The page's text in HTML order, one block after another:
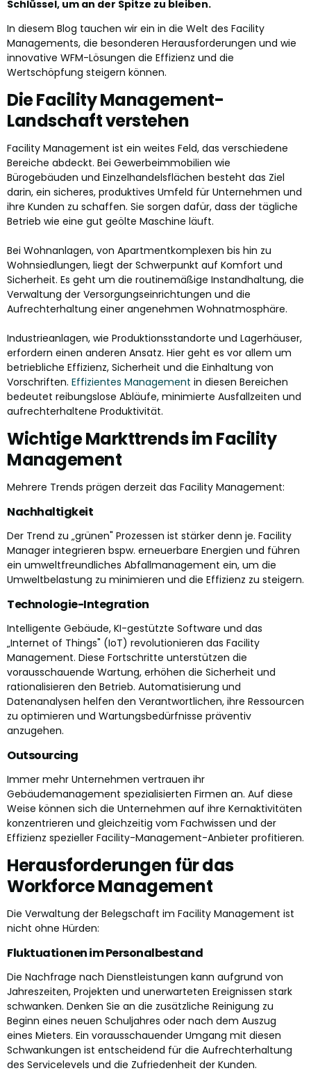
Schlüssel, um an der Spitze zu bleiben.
In diesem Blog tauchen wir ein in die Welt des Facility
Managements, die besonderen Herausforderungen und wie
innovative WFM-Lösungen die Effizienz und die
Wertschöpfung steigern können.
Die Facility Management-
Landschaft verstehen
Facility Management ist ein weites Feld, das verschiedene
Bereiche abdeckt. Bei Gewerbeimmobilien wie
Bürogebäuden und Einzelhandelsflächen besteht das Ziel
darin, ein sicheres, produktives Umfeld für Unternehmen und
ihre Kunden zu schaffen. Sie sorgen dafür, dass der tägliche
Betrieb wie eine gut geölte Maschine läuft.
Bei Wohnanlagen, von Apartmentkomplexen bis hin zu
Wohnsiedlungen, liegt der Schwerpunkt auf Komfort und
Sicherheit. Es geht um die routinemäßige Instandhaltung, die
Verwaltung der Versorgungseinrichtungen und die
Aufrechterhaltung einer angenehmen Wohnatmosphäre.
Industrieanlagen, wie Produktionsstandorte und Lagerhäuser,
erfordern einen anderen Ansatz. Hier geht es vor allem um
betriebliche Effizienz, Sicherheit und die Einhaltung von
Vorschriften. Effizientes Management in diesen Bereichen
bedeutet reibungslose Abläufe, minimierte Ausfallzeiten und
aufrechterhaltene Produktivität.
Wichtige Markttrends im Facility
Management
Mehrere Trends prägen derzeit das Facility Management:
Nachhaltigkeit
Der Trend zu „grünen" Prozessen ist stärker denn je. Facility
Manager integrieren bspw. erneuerbare Energien und führen
ein umweltfreundliches Abfallmanagement ein, um die
Umweltbelastung zu minimieren und die Effizienz zu steigern.
Technologie-Integration
Intelligente Gebäude, KI-gestützte Software und das
„Internet of Things" (IoT) revolutionieren das Facility
Management. Diese Fortschritte unterstützen die
vorausschauende Wartung, erhöhen die Sicherheit und
rationalisieren den Betrieb. Automatisierung und
Datenanalysen helfen den Verantwortlichen, ihre Ressourcen
zu optimieren und Wartungsbedürfnisse präventiv
anzugehen.
Outsourcing
Immer mehr Unternehmen vertrauen ihr
Gebäudemanagement spezialisierten Firmen an. Auf diese
Weise können sich die Unternehmen auf ihre Kernaktivitäten
konzentrieren und gleichzeitig vom Fachwissen und der
Effizienz spezieller Facility-Management-Anbieter profitieren.
Herausforderungen für das
Workforce Management
Die Verwaltung der Belegschaft im Facility Management ist
nicht ohne Hürden:
Fluktuationen im Personalbestand
Die Nachfrage nach Dienstleistungen kann aufgrund von
Jahreszeiten, Projekten und unerwarteten Ereignissen stark
schwanken. Denken Sie an die zusätzliche Reinigung zu
Beginn eines neuen Schuljahres oder nach dem Auszug
eines Mieters. Ein vorausschauender Umgang mit diesen
Schwankungen ist entscheidend für die Aufrechterhaltung
des Servicelevels und die Zufriedenheit der Kunden.